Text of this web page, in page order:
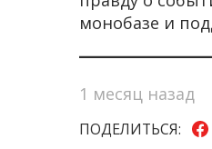
монобазе и
1 месяц назад
ПОДЕЛИТЬСЯ: